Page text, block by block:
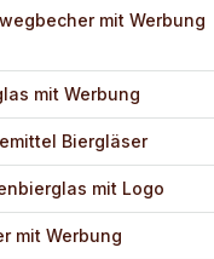
mit Werbung
mit Werbung
Biergläser
mit Logo
mit Werbung